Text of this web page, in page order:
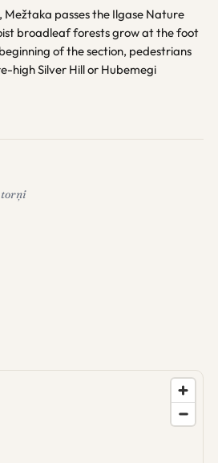
passes the Ilgase Nature
broadleaf forests grow at the foot
of the section, pedestrians
high Silver Hill or Hubemegi
torņi